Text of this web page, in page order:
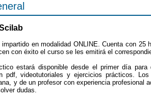
en modalidad ONLINE. Cuenta con
con éxito el curso se les emitirá el
estará disponible desde el primer día
pdf, videotutoriales y ejercicios prácticos.
y de un profesor con experiencia profesional
dudas.